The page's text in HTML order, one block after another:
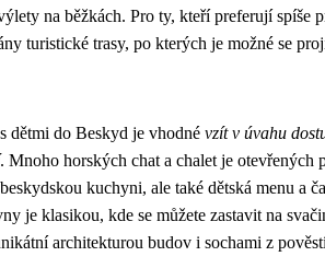
na běžkách. Pro ty, kteří preferují spíše
turistické trasy, po kterých je možné se
dětmi do Beskyd je vhodné vzít v úvahu
. Mnoho horských chat a chalet je otevřených
kuchyni, ale také dětská menu a
je klasikou, kde se můžete zastavit na
architekturou budov i sochami z